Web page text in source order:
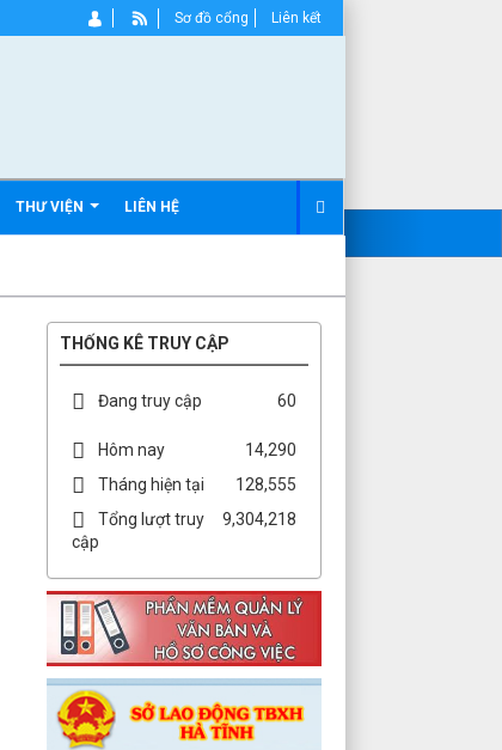
THƯ VIỆN LIÊN HỆ
Sơ đồ cổng Liên kết
THỐNG KÊ TRUY CẬP
Đang truy cập 60
Hôm nay
14,290
Tháng hiện tại
128,555
Tổng lượt truy
cập
9,304,218